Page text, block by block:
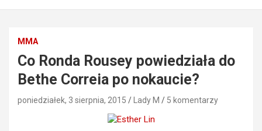
MMA
Co Ronda Rousey powiedziała do
Bethe Correia po nokaucie?
poniedziałek, 3 sierpnia, 2015 Lady M 5 komentarzy